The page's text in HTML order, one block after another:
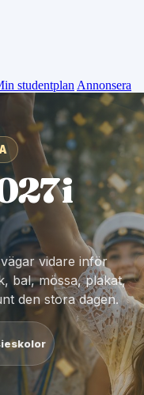
studentplan Annonsera
i
vidare inför
bal, mössa, plakat,
den stora dagen.